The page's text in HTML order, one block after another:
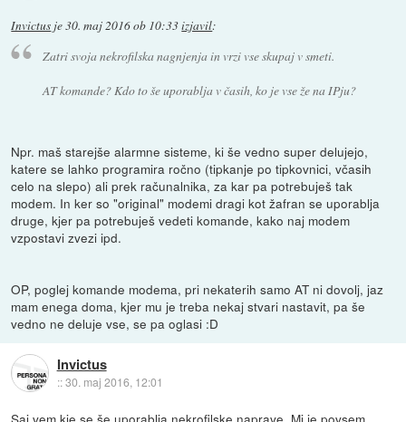
Invictus je30. maj 2016 ob 10:33izjavil:
Zatri svoja nekrofilska nagnjenja in vrzi vse skupaj v smeti.
AT komande? Kdo to še uporablja v časih, ko je vse že na IPju?
Npr. maš starejše alarmne sisteme, ki še vedno super delujejo,
katere se lahko programira ročno (tipkanje po tipkovnici, včasih
celo na slepo) ali prek računalnika, za kar pa potrebuješ tak
modem. In ker so "original" modemi dragi kot žafran se uporablja
druge, kjer pa potrebuješ vedeti komande, kako naj modem
vzpostavi zvezi ipd.
OP, poglej komande modema, pri nekaterih samo AT ni dovolj, jaz
mam enega doma, kjer mu je treba nekaj stvari nastavit, pa še
vedno ne deluje vse, se pa oglasi :D
Invictus
::30. maj 2016, 12:01
Saj vem kje se še uporablja nekrofilske naprave. Mi je povsem